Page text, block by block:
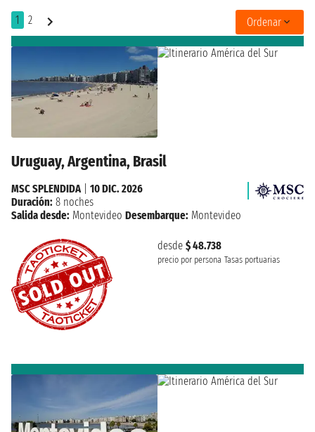
1 2 Ordenar
Uruguay, Argentina, Brasil
desde $ 48.738
precio por persona Tasas portuarias
MSC SPLENDIDA
10 DIC. 2026
Duración: 8 noches
Salida desde: Montevideo Desembarque: Montevideo